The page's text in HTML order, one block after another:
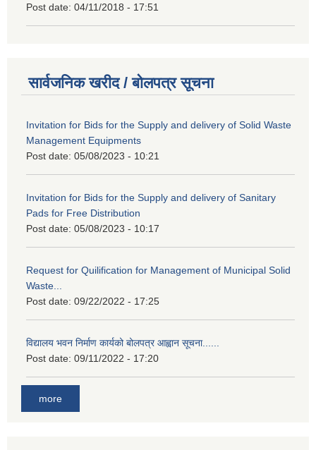
Post date: 04/11/2018 - 17:51
सार्वजनिक खरीद / बोलपत्र सूचना
Invitation for Bids for the Supply and delivery of Solid Waste
Management Equipments
Post date: 05/08/2023 - 10:21
Invitation for Bids for the Supply and delivery of Sanitary
Pads for Free Distribution
Post date: 05/08/2023 - 10:17
Request for Quilification for Management of Municipal Solid
Waste...
Post date: 09/22/2022 - 17:25
विद्यालय भवन निर्माण कार्यको बोलपत्र आह्वान सूचना......
Post date: 09/11/2022 - 17:20
more